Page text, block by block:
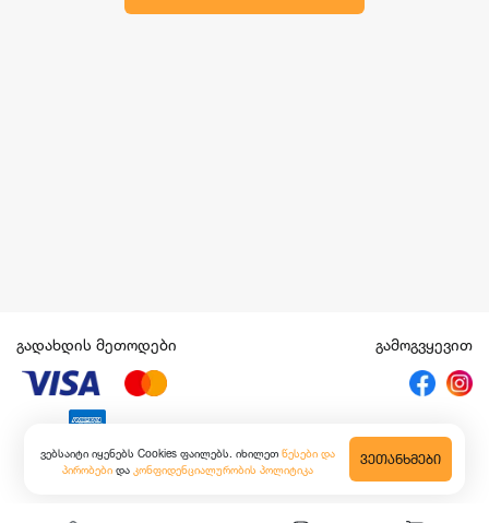
ვებსაიტი იყენებს Cookies ფაილებს. იხილეთ წესები და
პირობები და კონფიდენციალურობის პოლიტიკა
ᲕᲔᲗᲐᲜᲮᲛᲔᲑᲘ
გადახდის მეთოდები გამოგვყევით